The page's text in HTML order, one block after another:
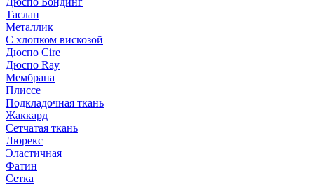
Таслан
Металлик
С хлопком вискозой
Дюспо Cire
Дюспо Ray
Мембрана
Плиссе
Подкладочная ткань
Жаккард
Сетчатая ткань
Люрекс
Эластичная
Фатин
Сетка